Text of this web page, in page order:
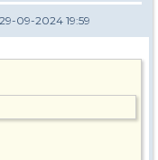
09-2024 19:59